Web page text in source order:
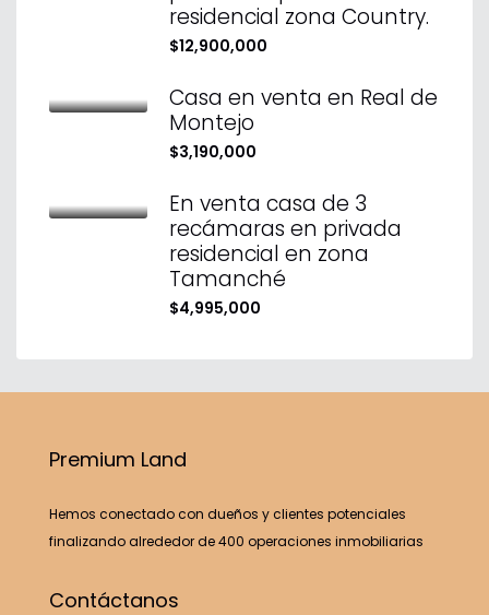
residencial zona Country.
$12,900,000
Casa en venta en Real de
Montejo
$3,190,000
En venta casa de 3
recámaras en privada
residencial en zona
Tamanché
$4,995,000
Premium Land
Hemos conectado con dueños y clientes potenciales
finalizando alrededor de 400 operaciones inmobiliarias
Contáctanos